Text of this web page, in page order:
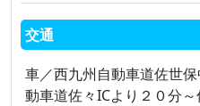
交通
車／西九州自動車道佐世
動車道佐々ICより２０分